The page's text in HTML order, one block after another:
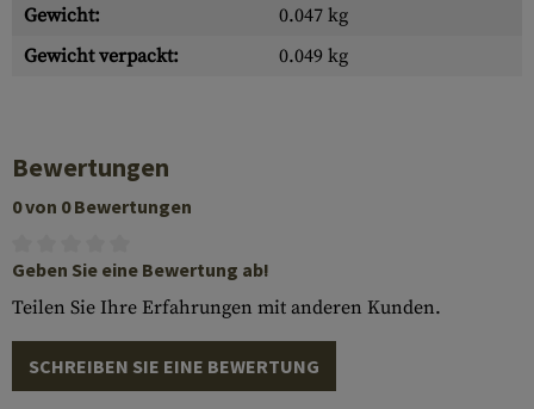
Gewicht:
0.047 kg
Gewicht verpackt:
0.049 kg
Bewertungen
0 von 0 Bewertungen
Geben Sie eine Bewertung ab!
Teilen Sie Ihre Erfahrungen mit anderen Kunden.
SCHREIBEN SIE EINE BEWERTUNG